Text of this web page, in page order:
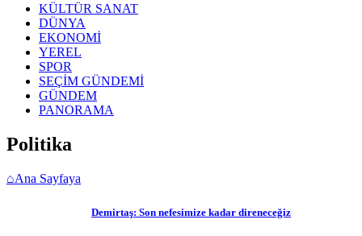
KÜLTÜR SANAT
DÜNYA
EKONOMİ
YEREL
SPOR
SEÇİM GÜNDEMİ
GÜNDEM
PANORAMA
Politika
⌂Ana Sayfaya
Demirtaş: Son nefesimize kadar direneceğiz